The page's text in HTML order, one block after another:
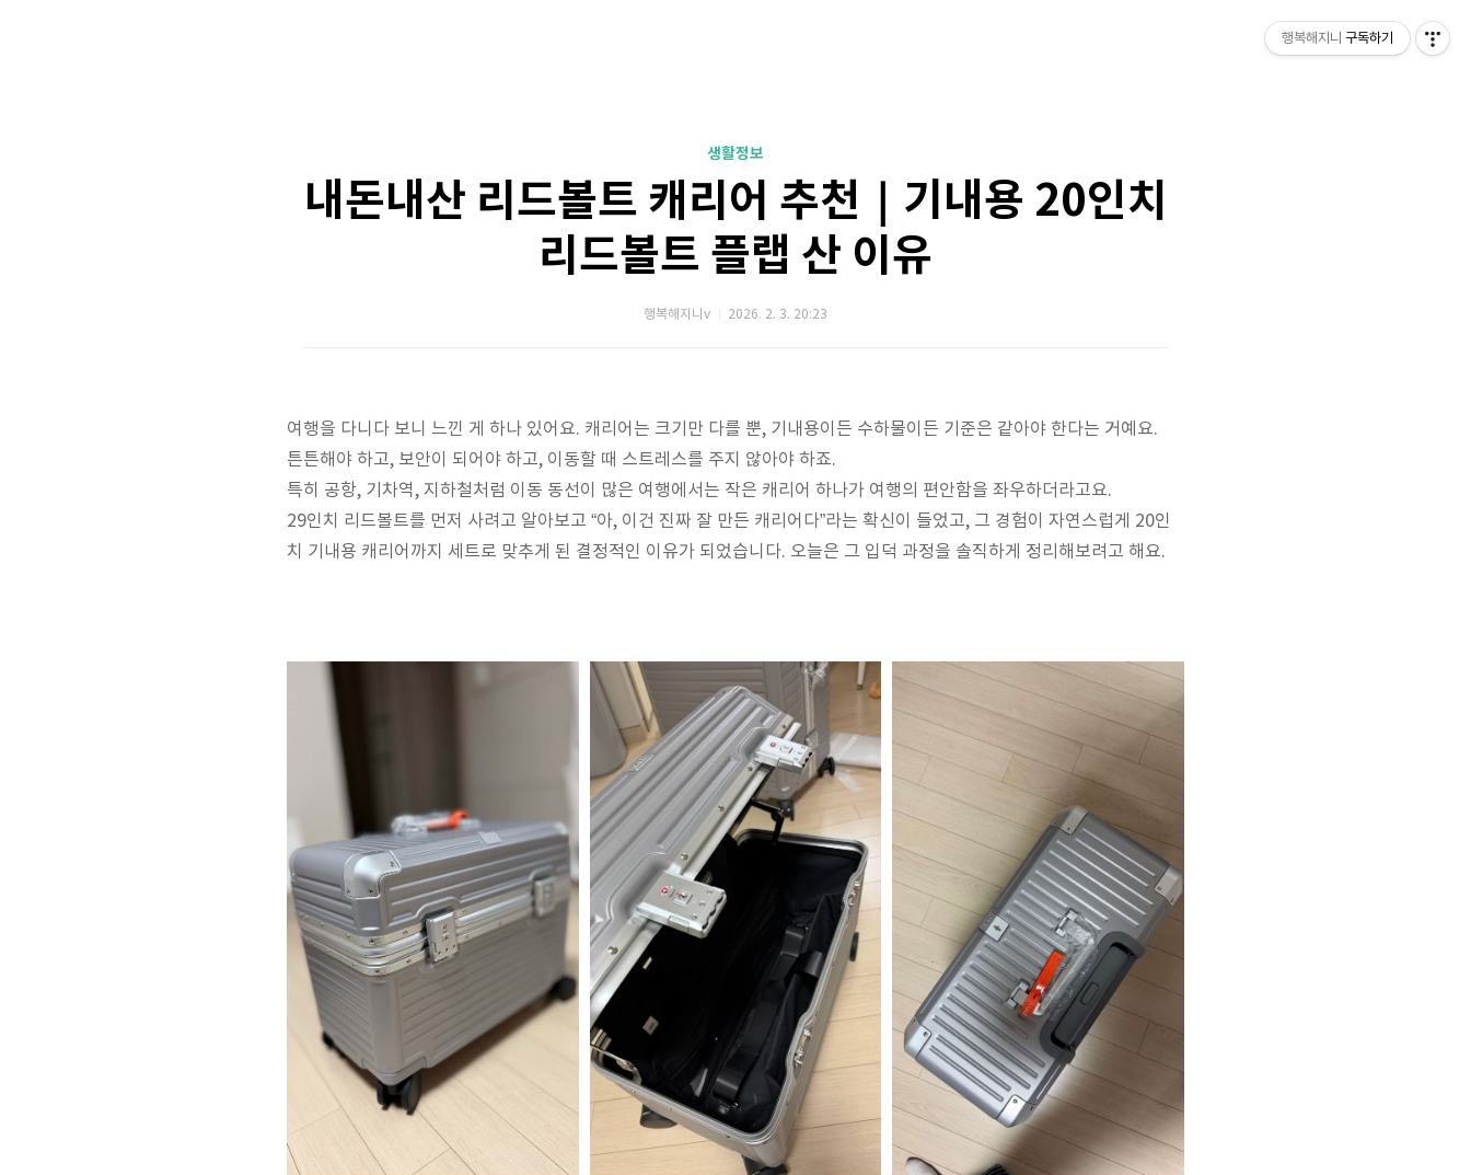
생활정보
내돈내산 리드볼트 캐리어 추천｜기내용 20인치
리드볼트 플랩 산 이유
행복해지니v 2026. 2. 3. 20:23
여행을 다니다 보니 느낀 게 하나 있어요. 캐리어는 크기만 다를 뿐, 기내용이든 수하물이든 기준은 같아야 한다는 거예요.
튼튼해야 하고, 보안이 되어야 하고, 이동할 때 스트레스를 주지 않아야 하죠.
특히 공항, 기차역, 지하철처럼 이동 동선이 많은 여행에서는 작은 캐리어 하나가 여행의 편안함을 좌우하더라고요.
29인치 리드볼트를 먼저 사려고 알아보고 “아, 이건 진짜 잘 만든 캐리어다”라는 확신이 들었고, 그 경험이 자연스럽게 20인
치 기내용 캐리어까지 세트로 맞추게 된 결정적인 이유가 되었습니다. 오늘은 그 입덕 과정을 솔직하게 정리해보려고 해요.
행복해지니 구독하기